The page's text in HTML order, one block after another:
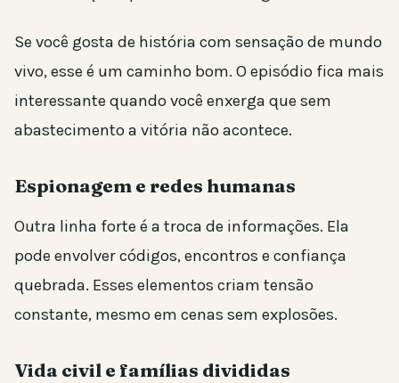
Se você gosta de história com sensação de mundo
vivo, esse é um caminho bom. O episódio fica mais
interessante quando você enxerga que sem
abastecimento a vitória não acontece.
Espionagem e redes humanas
Outra linha forte é a troca de informações. Ela
pode envolver códigos, encontros e confiança
quebrada. Esses elementos criam tensão
constante, mesmo em cenas sem explosões.
Vida civil e famílias divididas